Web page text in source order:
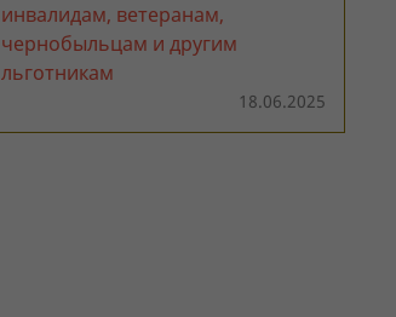
инвалидам, ветеранам,
чернобыльцам и другим
льготникам
18.06.2025